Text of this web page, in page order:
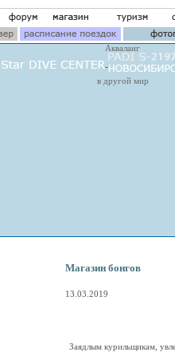
Акваланг
в другой мир
Магазин бонгов
13.03.2019
Заядлым курильщикам,